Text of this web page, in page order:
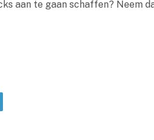
aan te gaan schaffen? Neem